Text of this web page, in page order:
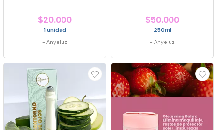
$20.000
1 unidad
- Anyeluz
$50.000
250ml
- Anyeluz